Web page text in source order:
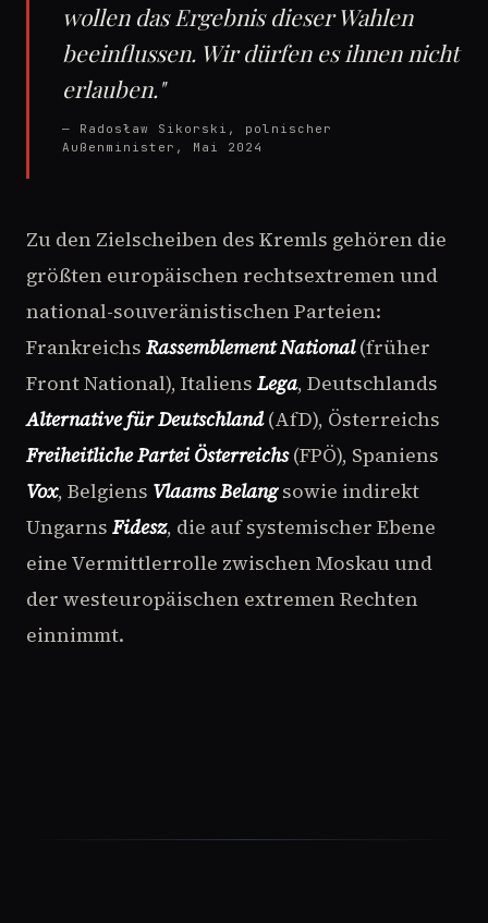
wollen das Ergebnis dieser Wahlen
beeinflussen. Wir dürfen es ihnen nicht
erlauben."
— Radosław Sikorski, polnischer
Außenminister, Mai 2024
Zu den Zielscheiben des Kremls gehören die
größten europäischen rechtsextremen und
national-souveränistischen Parteien:
Frankreichs Rassemblement National(früher
Front National), Italiens Lega, Deutschlands
Alternative für Deutschland(AfD), Österreichs
Freiheitliche Partei Österreichs(FPÖ), Spaniens
Vox, Belgiens Vlaams Belangsowie indirekt
Ungarns Fidesz, die auf systemischer Ebene
eine Vermittlerrolle zwischen Moskau und
der westeuropäischen extremen Rechten
einnimmt.